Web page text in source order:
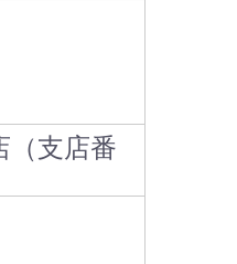
（支店番